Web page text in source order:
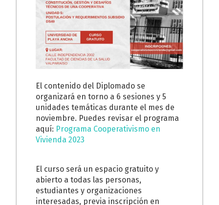
El contenido del Diplomado se
organizará en torno a 6 sesiones y 5
unidades temáticas durante el mes de
noviembre. Puedes revisar el programa
aquí: Programa Cooperativismo en
Vivienda 2023
El curso será un espacio gratuito y
abierto a todas las personas,
estudiantes y organizaciones
interesadas, previa inscripción en